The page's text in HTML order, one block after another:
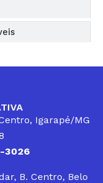
Igarapé/MG
3026
B. Centro, Belo